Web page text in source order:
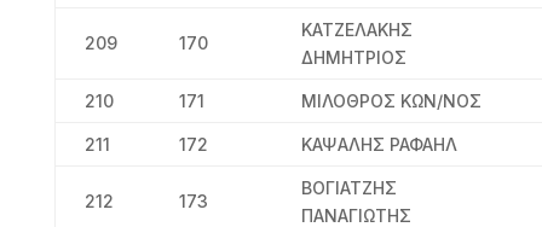
209 170
ΚΑΤΖΕΛΑΚΗΣ
ΔΗΜΗΤΡΙΟΣ
210 171 ΜΙΛΟΘΡΟΣ ΚΩΝ/ΝΟΣ
211 172 ΚΑΨΑΛΗΣ ΡΑΦΑΗΛ
212 173
ΒΟΓΙΑΤΖΗΣ
ΠΑΝΑΓΙΩΤΗΣ